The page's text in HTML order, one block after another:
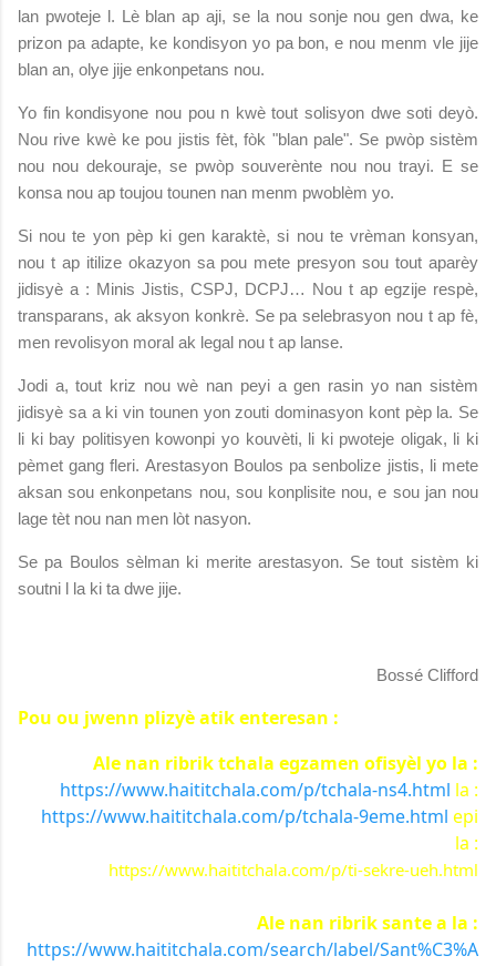
lan pwoteje l. Lè blan ap aji, se la nou sonje nou gen dwa, ke
prizon pa adapte, ke kondisyon yo pa bon, e nou menm vle jije
blan an, olye jije enkonpetans nou.
Yo fin kondisyone nou pou n kwè tout solisyon dwe soti deyò.
Nou rive kwè ke pou jistis fèt, fòk "blan pale". Se pwòp sistèm
nou nou dekouraje, se pwòp souverènte nou nou trayi. E se
konsa nou ap toujou tounen nan menm pwoblèm yo.
Si nou te yon pèp ki gen karaktè, si nou te vrèman konsyan,
nou t ap itilize okazyon sa pou mete presyon sou tout aparèy
jidisyè a : Minis Jistis, CSPJ, DCPJ… Nou t ap egzije respè,
transparans, ak aksyon konkrè. Se pa selebrasyon nou t ap fè,
men revolisyon moral ak legal nou t ap lanse.
Jodi a, tout kriz nou wè nan peyi a gen rasin yo nan sistèm
jidisyè sa a ki vin tounen yon zouti dominasyon kont pèp la. Se
li ki bay politisyen kowonpi yo kouvèti, li ki pwoteje oligak, li ki
pèmet gang fleri. Arestasyon Boulos pa senbolize jistis, li mete
aksan sou enkonpetans nou, sou konplisite nou, e sou jan nou
lage tèt nou nan men lòt nasyon.
Se pa Boulos sèlman ki merite arestasyon. Se tout sistèm ki
soutni l la ki ta dwe jije.
Bossé Clifford
Pou ou jwenn plizyè atik enteresan :
Ale nan ribrik tchala egzamen ofisyèl yo la :
https://www.haititchala.com/p/tchala-ns4.html la :
https://www.haititchala.com/p/tchala-9eme.html epi
la :
https://www.haititchala.com/p/ti-sekre-ueh.html
Ale nan ribrik sante a la :
https://www.haititchala.com/search/label/Sant%C3%A